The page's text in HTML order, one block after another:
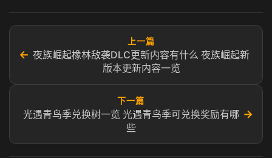
←
上一篇
夜族崛起橡林敌袭DLC更新内容有什么 夜族崛起新
版本更新内容一览
下一篇
光遇青鸟季兑换树一览 光遇青鸟季可兑换奖励有哪
些
→